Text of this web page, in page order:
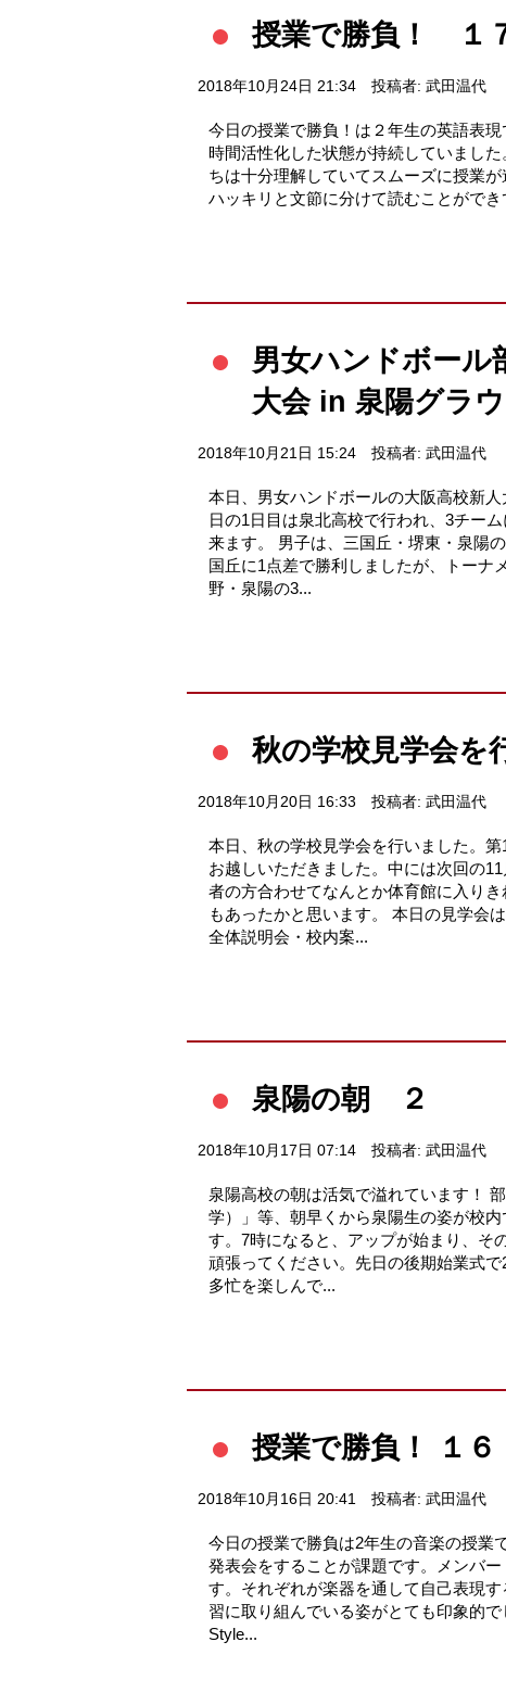
授業で勝負！ １
2018年10月24日 21:34 投稿者: 武田温代
今日の授業で勝負！は２年生の英語表
時間活性化した状態が持続していまし
ちは十分理解していてスムーズに授業
ハッキリと文節に分けて読むことがで
男女ハンドボール
大会 in 泉陽グラ
2018年10月21日 15:24 投稿者: 武田温代
本日、男女ハンドボールの大阪高校新
日の1日目は泉北高校で行われ、3チー
来ます。 男子は、三国丘・堺東・泉陽
国丘に1点差で勝利しましたが、トーナ
野・泉陽の3...
秋の学校見学会を
2018年10月20日 16:33 投稿者: 武田温代
本日、秋の学校見学会を行いました。
お越しいただきました。中には次回の
者の方合わせてなんとか体育館に入り
もあったかと思います。 本日の見学会
全体説明会・校内案...
泉陽の朝 ２
2018年10月17日 07:14 投稿者: 武田温代
泉陽高校の朝は活気で溢れています！
学）」等、朝早くから泉陽生の姿が校
す。7時になると、アップが始まり、そ
頑張ってください。先日の後期始業式
多忙を楽しんで...
授業で勝負！ １６
2018年10月16日 20:41 投稿者: 武田温代
今日の授業で勝負は2年生の音楽の授業
発表会をすることが課題です。メンバ
す。それぞれが楽器を通して自己表現
習に取り組んでいる姿がとても印象的
Style...